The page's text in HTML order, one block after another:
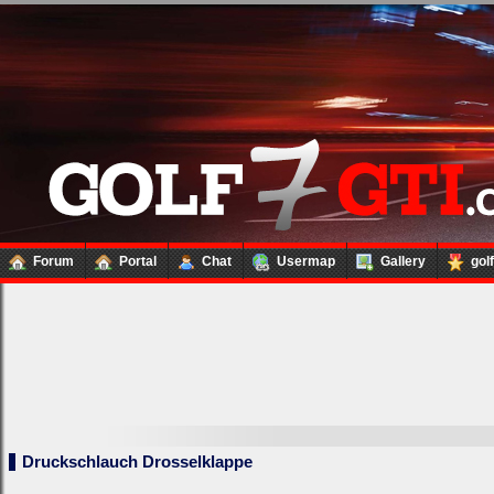
Forum Portal Chat Usermap Gallery
Druckschlauch Drosselklappe